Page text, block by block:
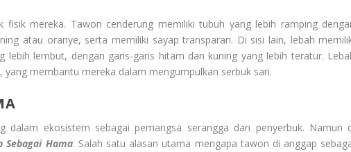
fisik mereka. Tawon cenderung memiliki tubuh yang lebih ramping
atau oranye, serta memiliki sayap transparan. Di sisi lain, lebah
lebih lembut, dengan garis-garis hitam dan kuning yang lebih teratur.
membantu mereka dalam mengumpulkan serbuk sari.
dalam ekosistem sebagai pemangsa serangga dan penyerbuk. Namun
Sebagai Hama. Salah satu alasan utama mengapa tawon di anggap